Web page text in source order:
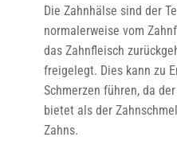
Die Zahnhälse sind der
normalerweise vom
das Zahnfleisch
freigelegt. Dies kann zu
Schmerzen führen, da
bietet als der
Zahns.